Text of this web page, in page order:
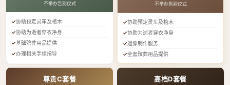
不举办告别仪式
协助预定灵车及棺木
协助为逝者穿衣净身
基础殡葬用品提供
办理相关手续指导
不举办告别仪式
协助预定灵车及棺木
协助为逝者穿衣净身
遗像制作服务
全套殡葬用品提供
尊贵C套餐 高档D套餐